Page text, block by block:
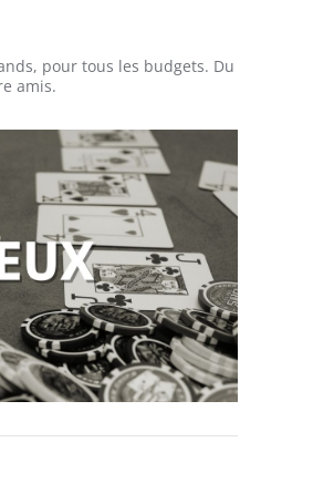
pour tous les budgets. Du
amis.